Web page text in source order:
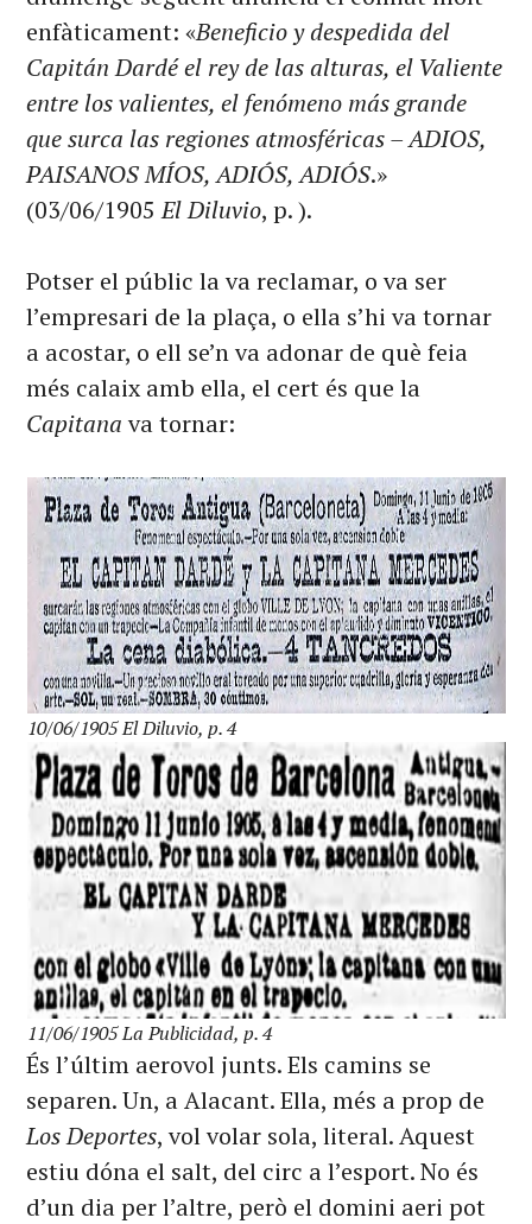
enfàticament: «Beneficio y despedida del
Capitán Dardé el rey de las alturas, el Valiente
entre los valientes, el fenómeno más grande
que surca las regiones atmosféricas – ADIOS,
PAISANOS MÍOS, ADIÓS, ADIÓS.»
(03/06/1905El Diluvio, p. ).
Potser el públic la va reclamar, o va ser
l’empresari de la plaça, o ella s’hi va tornar
a acostar, o ell se’n va adonar de què feia
més calaix amb ella, el cert és que la
Capitanava tornar:
10/06/1905 El Diluvio, p. 4
11/06/1905 La Publicidad, p. 4
És l’últim aerovol junts. Els camins se
separen. Un, a Alacant. Ella, més a prop de
Los Deportes, vol volar sola, literal. Aquest
estiu dóna el salt, del circ a l’esport. No és
d’un dia per l’altre, però el domini aeri pot